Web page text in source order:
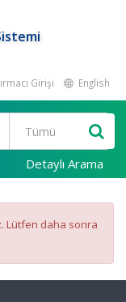
Girişi English
Detaylı Arama
Lütfen daha sonra